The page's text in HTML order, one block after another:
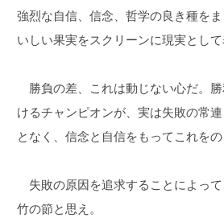
強烈な自信、信念、哲学の良き種を
いしい果実をスクリーンに現実として
勝負の差、これは動じない心だ。
けるチャンピオンが、実は失敗の常
となく、信念と自信をもってこれを
失敗の原因を追求することによっ
竹の節と思え。